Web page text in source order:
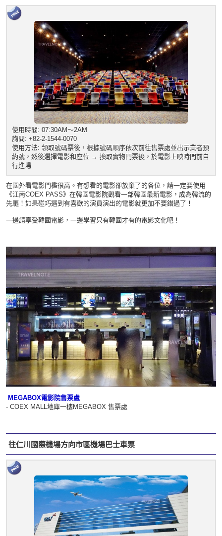
使用時間: 07:30AM～2AM
詢問: +82-2-1544-0070
使用方法: 領取號碼票後，根據號碼順序依次前往售票處並出示業者預
約號，然後選擇電影和座位 → 換取實物門票後，於電影上映時間前自
行進場
在國外看電影門檻很高。有想看的電影卻放棄了的各位，請一定要使用
《江南COEX PASS》在韓國電影院觀看一部韓國最新電影，成為韓流的
先驅！如果碰巧遇到有喜歡的演員演出的電影就更加不要錯過了！
一邊請享受韓國電影，一邊學習只有韓國才有的電影文化吧！
MEGABOX電影院售票處
- COEX MALL地庫一樓MEGABOX 售票處
往仁川國際機場方向市區機場巴士車票